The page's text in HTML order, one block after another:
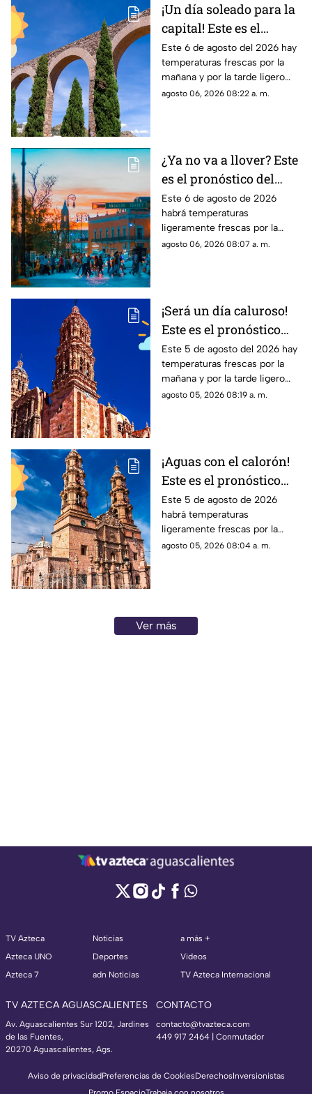
¡Un día soleado para la
capital! Este es el
pronóstico del clima en
Zacatecas HOY jueves 6
de agosto
Este 6 de agosto del 2026 hay
temperaturas frescas por la
mañana y por la tarde ligero
calor; el clima de hoy en
agosto 06, 2026 08:22 a. m.
¿Ya no va a llover? Este
es el pronóstico del
clima en
Aguascalientes hoy 6
de agosto
Este 6 de agosto de 2026
habrá temperaturas
ligeramente frescas por la
mañana y calor en el día; el
agosto 06, 2026 08:07 a. m.
¡Será un día caluroso!
Este es el pronóstico
del clima en Zacatecas
HOY miércoles 5 de
agosto
Este 5 de agosto del 2026 hay
temperaturas frescas por la
mañana y por la tarde ligero
calor; el clima de hoy en
agosto 05, 2026 08:19 a. m.
¡Aguas con el calorón!
Este es el pronóstico
del clima en
Aguascalientes hoy 4
de agosto
Este 5 de agosto de 2026
habrá temperaturas
ligeramente frescas por la
mañana y calor en el día; el
agosto 05, 2026 08:04 a. m.
Ver más
TV Azteca
Azteca UNO
Azteca 7
Noticias
Deportes
adn Noticias
a más +
Videos
TV Azteca Internacional
TV AZTECA AGUASCALIENTES
Av. Aguascalientes Sur 1202, Jardines
de las Fuentes,
20270 Aguascalientes, Ags.
CONTACTO
contacto@tvazteca.com
449 917 2464 | Conmutador
Aviso de privacidadPreferencias de CookiesDerechosInversionistas